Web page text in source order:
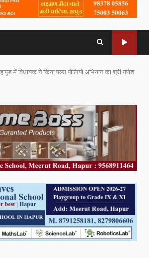
हापुड़ में विधायक ने किया पल्स पोलियो अभियान का श्री गणेश